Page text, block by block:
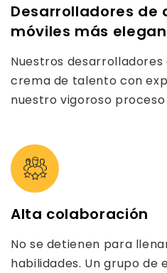
Desarrolladores de
móviles más
Nuestros
crema de talento con
nuestro vigoroso
Alta colaboración
No se detienen para
habilidades. Un grupo de